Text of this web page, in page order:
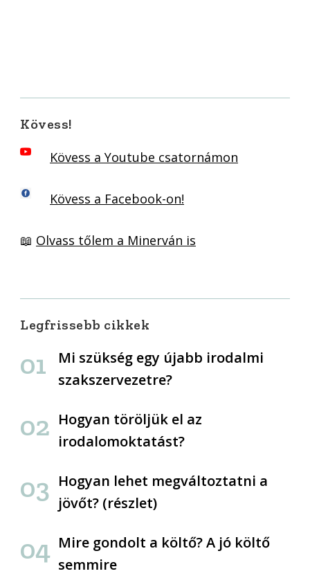
Kövess!
Kövess a Youtube csatornámon
Kövess a Facebook-on!
📖 Olvass tőlem a Minerván is
Legfrissebb cikkek
Mi szükség egy újabb irodalmi
szakszervezetre?
Hogyan töröljük el az
irodalomoktatást?
Hogyan lehet megváltoztatni a
jövőt? (részlet)
Mire gondolt a költő? A jó költő
semmire